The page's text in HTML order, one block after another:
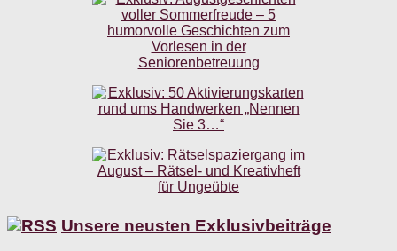
Unsere neusten Exklusivbeiträge